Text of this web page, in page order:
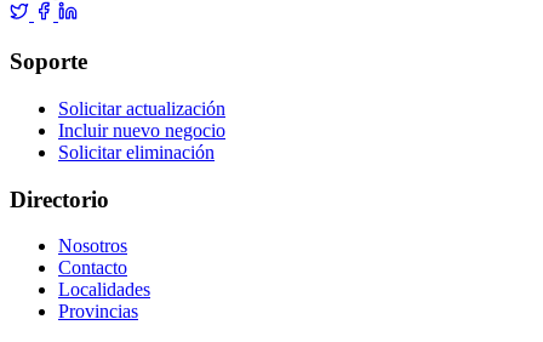
Soporte
Solicitar actualización
Incluir nuevo negocio
Solicitar eliminación
Directorio
Nosotros
Contacto
Localidades
Provincias